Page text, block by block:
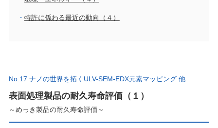
特許に係わる最近の動向（４）
No.17 ナノの世界を拓くULV-SEM-EDX元素マッピング 他
表面処理製品の耐久寿命評価（１）
～めっき製品の耐久寿命評価～